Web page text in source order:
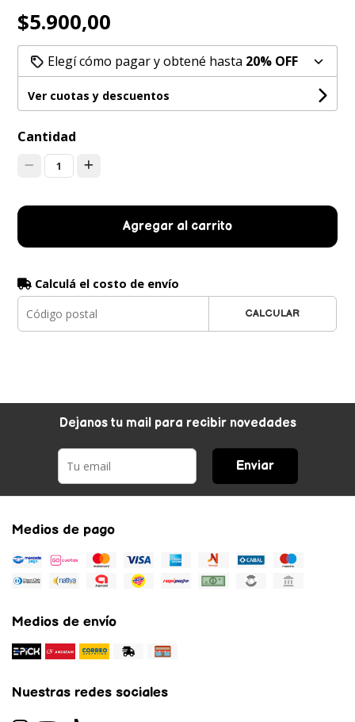
$5.900,00
Elegí cómo pagar y obtené hasta 20% OFF
Ver cuotas y descuentos
Cantidad
1
Agregar al carrito
Calculá el costo de envío
CALCULAR
Dejanos tu mail para recibir novedades
Enviar
Medios de pago
Medios de envío
Nuestras redes sociales